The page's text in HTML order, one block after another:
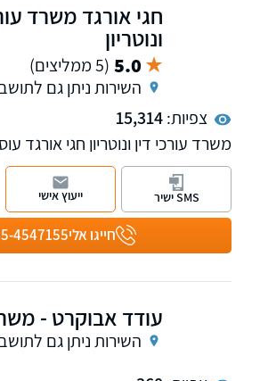
חגי אורגד משרד
ונוטריון
5.0 (5 ממליצים)
השירות ניתן גם
צפיות:15,314
בתחומים הבאים: לשון הרע, דיני
התנגדויות לצוואות, משפט מסחרי
חייגו אלי4547155
SMS ישיר ייעוץ אישי
עודד אבוקרט -
השירות ניתן גם